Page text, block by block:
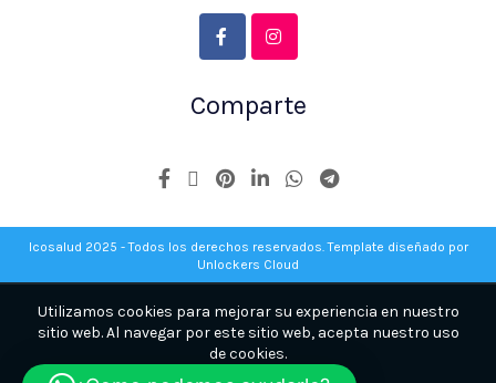
Comparte
Icosalud 2025 - Todos los derechos reservados. Template diseñado por
Unlockers Cloud
Utilizamos cookies para mejorar su experiencia en nuestro
sitio web. Al navegar por este sitio web, acepta nuestro uso
de cookies.